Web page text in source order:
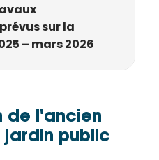
sur la
– mars 2026
de l'ancien
public